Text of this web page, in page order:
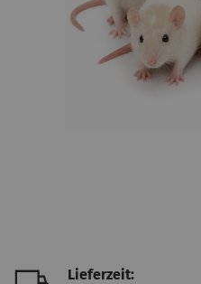
Lieferzeit: